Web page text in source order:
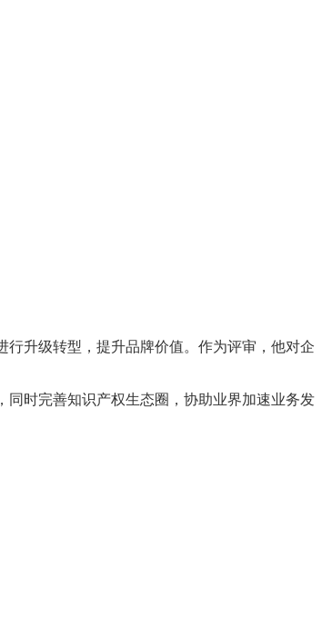
升级转型，提升品牌价值。作为评审，他对企
时完善知识产权生态圈，协助业界加速业务发